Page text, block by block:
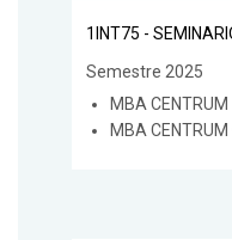
1INT75 -
Semestre 2025
MBA
MBA